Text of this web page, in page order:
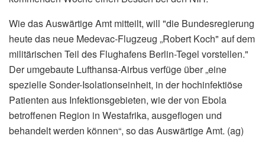
Wie das Auswärtige Amt mitteilt, will "die Bundesregierung
heute das neue Medevac-Flugzeug „Robert Koch" auf dem
militärischen Teil des Flughafens Berlin-Tegel vorstellen."
Der umgebaute Lufthansa-Airbus verfüge über „eine
spezielle Sonder-Isolationseinheit, in der hochinfektiöse
Patienten aus Infektionsgebieten, wie der von Ebola
betroffenen Region in Westafrika, ausgeflogen und
behandelt werden können“, so das Auswärtige Amt. (ag)